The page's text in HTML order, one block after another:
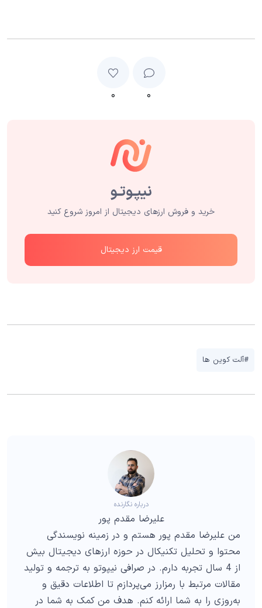
۰ ۰
خرید و فروش ارزهای دیجیتال از امروز شروع کنید
قیمت ارز دیجیتال
#آلت کوین ها
درباره نگارنده
علیرضا مقدم پور
من علیرضا مقدم پور هستم و در زمینه نویسندگی
محتوا و تحلیل تکنیکال در حوزه ارزهای دیجیتال بیش
از 4 سال تجربه دارم. در صرافی نیپوتو به ترجمه و تولید
مقالات مرتبط با رمزارز می‌پردازم تا اطلاعات دقیق و
به‌روزی را به شما ارائه کنم. هدف من کمک به شما در